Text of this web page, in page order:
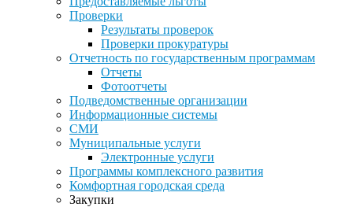
Проверки
Результаты проверок
Проверки прокуратуры
Отчетность по государственным программам
Отчеты
Фотоотчеты
Подведомственные организации
Информационные системы
СМИ
Муниципальные услуги
Электронные услуги
Программы комплексного развития
Комфортная городская среда
Закупки